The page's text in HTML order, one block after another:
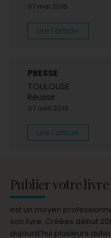
07 mai 2016
Lire l'article
PRESSE
TOULOUSE
Réussir
07 avril 2016
Lire l'article
Publier votre livre
est un moyen
son livre. Créées début
aujourd’hui plusieurs